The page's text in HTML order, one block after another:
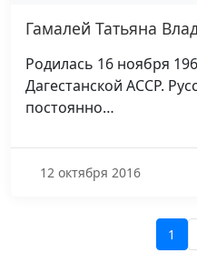
Гамалей Татьяна
Родилась 16 ноября
Дагестанской АССР.
постоянно…
12 октября 2016
1